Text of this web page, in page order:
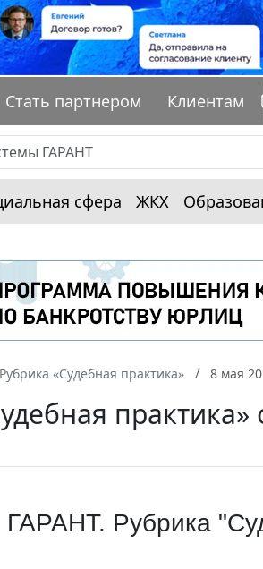
Стать партнером Клиентам
сфера ЖКХ
«Судебная практика» 8 мая
практика»
ГАРАНТ. Рубрика